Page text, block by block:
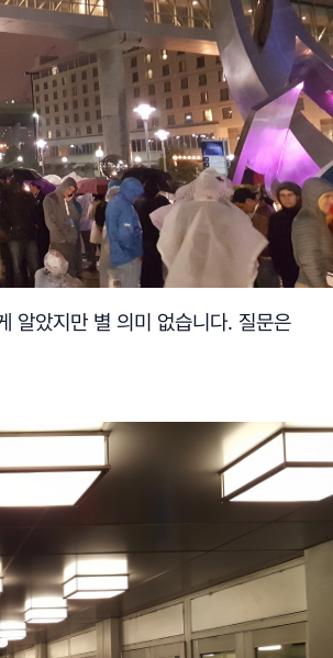
알았지만 별 의미 없습니다. 질문은